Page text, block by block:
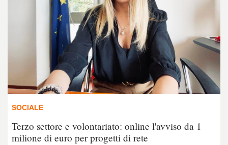
SOCIALE
Terzo settore e volontariato: online l'avviso da 1
milione di euro per progetti di rete